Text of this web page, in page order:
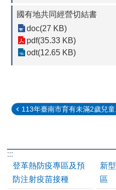
國有地共同經營切結書
doc(27 KB)
pdf(35.33 KB)
odt(12.65 KB)
113年臺南市育有未滿2歲兒童
:::
登革熱防疫專區及預
防注射疫苗接種
新
區